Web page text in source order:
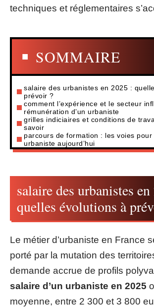
techniques et réglementaires
SOMMAIRE
salaire des urbanistes en 2025 :
prévoir ?
comment l’expérience et le secteur
rémunération d’un urbaniste
grilles indiciaires et conditions de
savoir
parcours de formation : les voies pour
urbaniste aujourd’hui
salaire des urbanistes
quelles évolutions à
Le métier d’urbaniste en France
porté par la mutation des
demande accrue de profils
salaire d’un urbaniste en 2025
moyenne, entre 2 300 et 3 800